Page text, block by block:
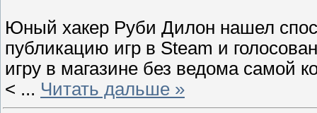
Юный хакер Руби Дилон нашел
публикацию игр в Steam и
игру в магазине без ведома самой
< ... Читать дальше »